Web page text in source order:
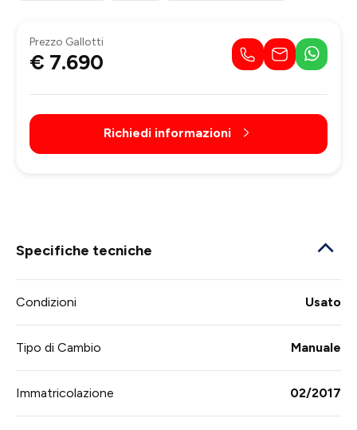
Prezzo Gallotti
€ 7.690
Richiedi informazioni
Specifiche tecniche
Condizioni Usato
Tipo di Cambio Manuale
Immatricolazione 02/2017